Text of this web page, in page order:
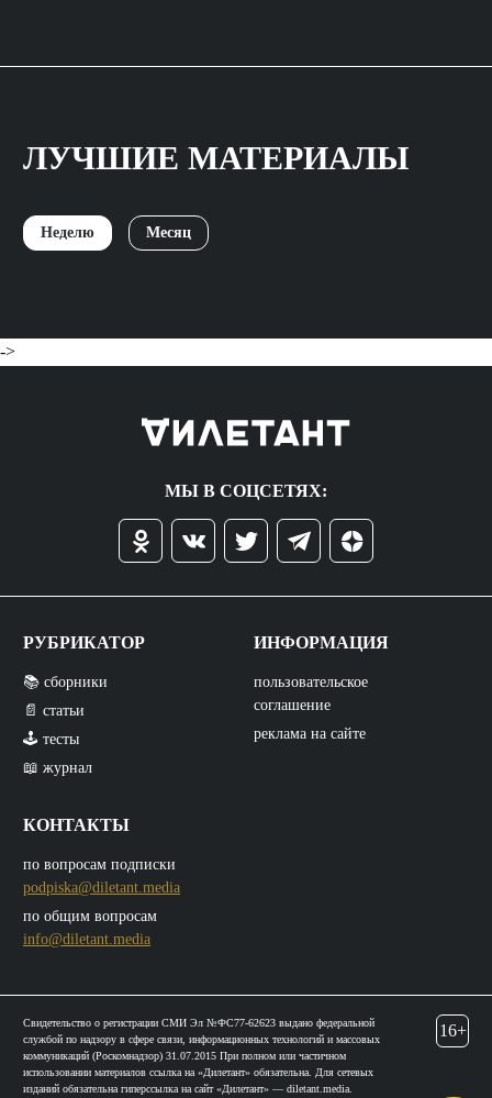
ЛУЧШИЕ МАТЕРИАЛЫ
Неделю Месяц
->
МЫ В СОЦСЕТЯХ:
РУБРИКАТОР
📚 сборники
📄 статьи
🕹️ тесты
📖 журнал
КОНТАКТЫ
по вопросам подписки
podpiska@diletant.media
по общим вопросам
info@diletant.media
ИНФОРМАЦИЯ
пользовательское
соглашение
реклама на сайте
Свидетельство о регистрации СМИ Эл №ФС77-62623 выдано федеральной
службой по надзору в сфере связи, информационных технологий и массовых
коммуникаций (Роскомнадзор) 31.07.2015 При полном или частичном
использовании материалов ссылка на «Дилетант» обязательна. Для сетевых
изданий обязательна гиперссылка на сайт «Дилетант» — diletant.media.
16+